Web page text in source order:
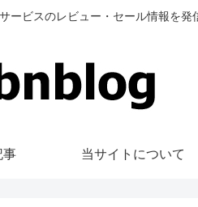
ービスのレビュー・セール情報を発
事 当サイトについて